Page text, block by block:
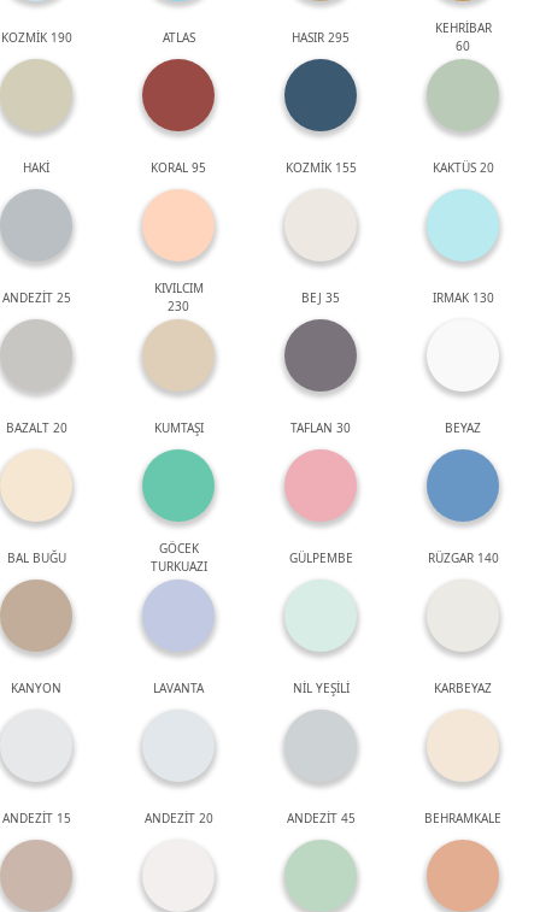
KOZMİK 190 ATLAS HASIR 295
KEHRİBAR
60
HAKİ KORAL 95 KOZMİK 155 KAKTÜS 20
ANDEZİT 25
KIVILCIM
230
BEJ 35 IRMAK 130
BAZALT 20 KUMTAŞI TAFLAN 30 BEYAZ
BAL BUĞU
GÖCEK
TURKUAZI
GÜLPEMBE RÜZGAR 140
KANYON LAVANTA NİL YEŞİLİ KARBEYAZ
ANDEZİT 15 ANDEZİT 20 ANDEZİT 45 BEHRAMKALE